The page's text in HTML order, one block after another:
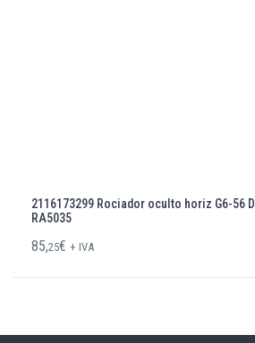
2116173299 Rociador oculto horiz G6-56
RA5035
85,25€ + IVA